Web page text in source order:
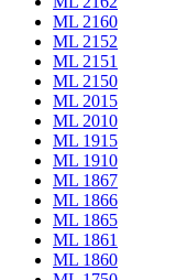
ML 2160
ML 2152
ML 2151
ML 2150
ML 2015
ML 2010
ML 1915
ML 1910
ML 1867
ML 1866
ML 1865
ML 1861
ML 1860